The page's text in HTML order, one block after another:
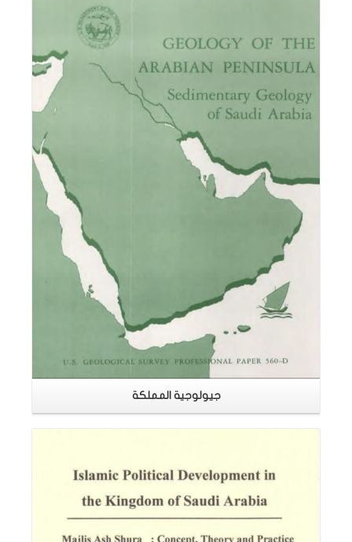
اقرأ المزيد
‎⁨جيولوجية المملكة⁩